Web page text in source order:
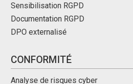
Sensibilisation RGPD
Documentation RGPD
DPO externalisé
CONFORMITÉ
Analyse de risques cyber